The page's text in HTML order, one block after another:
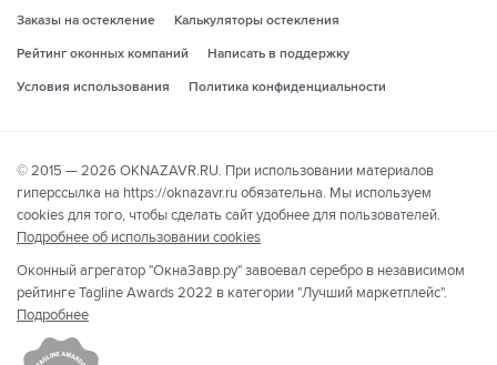
Заказы на остекление
Калькуляторы остекления
Рейтинг оконных компаний
Написать в поддержку
Условия использования
Политика конфиденциальности
© 2015 — 2026 OKNAZAVR.RU. При использовании материалов
гиперссылка на https://oknazavr.ru обязательна. Мы используем
cookies для того, чтобы сделать сайт удобнее для пользователей.
Подробнее об использовании cookies
Оконный агрегатор "ОкнаЗавр.ру" завоевал серебро в независимом
рейтинге Tagline Awards 2022 в категории "Лучший маркетплейс".
Подробнее